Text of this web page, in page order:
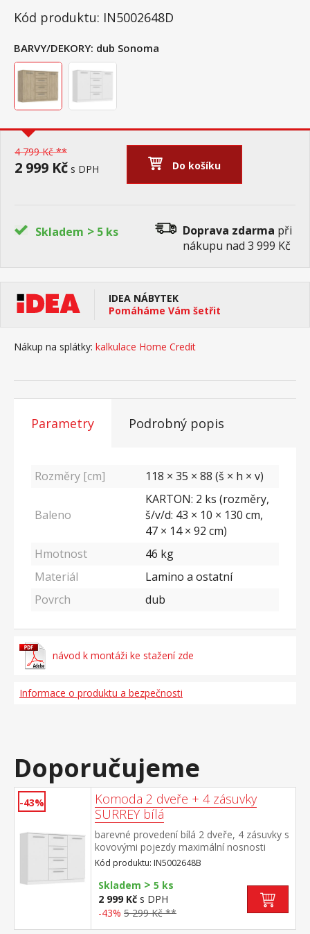
Kód produktu: IN5002648D
BARVY/DEKORY: dub Sonoma
4 799 Kč **
2 999 Kč s DPH Do košíku
Skladem > 5 ks Doprava zdarma při
nákupu nad 3 999 Kč
IDEA NÁBYTEK
Pomáháme Vám šetřit
Nákup na splátky: kalkulace Home Credit
Parametry Podrobný popis
Rozměry [cm] 118 × 35 × 88 (š × h × v)
Baleno
KARTON: 2 ks (rozměry,
š/v/d: 43 × 10 × 130 cm,
47 × 14 × 92 cm)
Hmotnost
46 kg
Materiál
Lamino a ostatní
Povrch
dub
návod k montáži ke stažení zde
Informace o produktu a bezpečnosti
Doporučujeme
-43%
Komoda 2 dveře + 4 zásuvky
SURREY bílá
barevné provedení bílá 2 dveře, 4 zásuvky s
kovovými pojezdy maximální nosnosti
uvedeny v návodu k montáži
Kód produktu: IN5002648B
Skladem > 5 ks
2 999 Kč s DPH
-43% 5 299 Kč **